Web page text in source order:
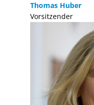
Thomas Huber
Vorsitzender